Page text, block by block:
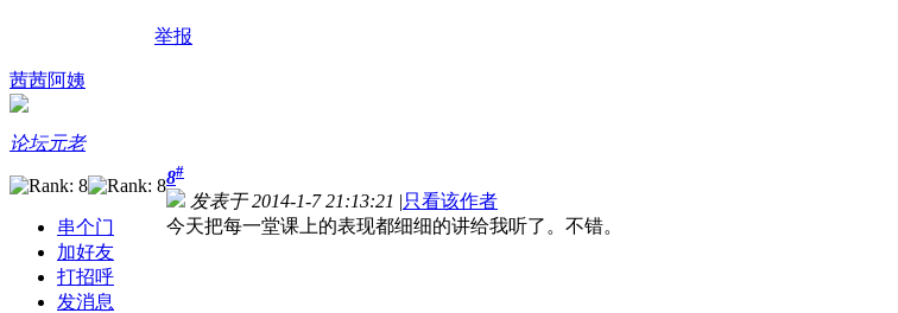
举报
茜茜阿姨
论坛元老
串个门
加好友
打招呼
发消息
8#
发表于 2014-1-7 21:13:21 |只看该作者
今天把每一堂课上的表现都细细的讲给我听了。不错。